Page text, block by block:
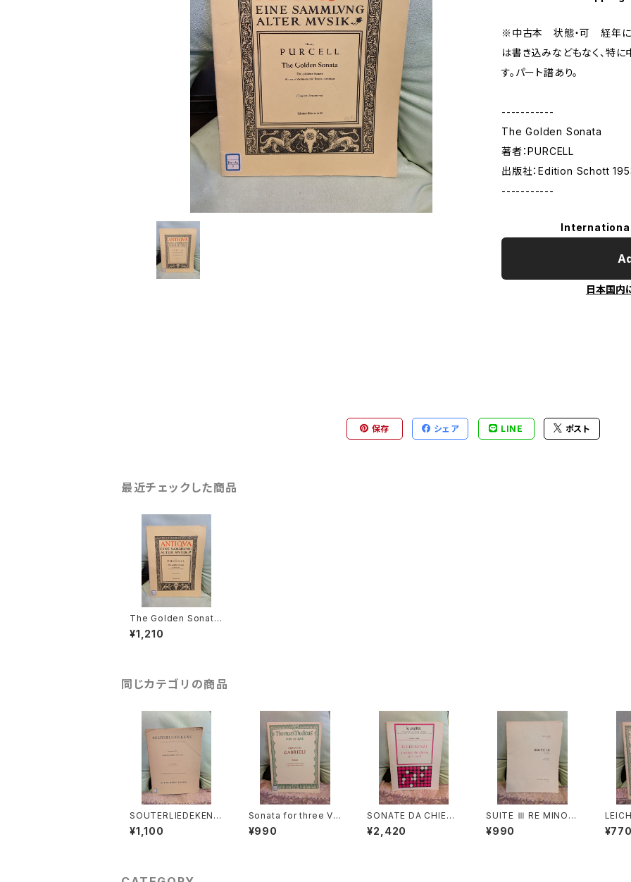
※中古本 状態・可 経年によ
は書き込みなどもなく、特
す。パート譜あり。
-----------
The Golden Sonata
著者：PURCELL
出版社：Edition Schott
-----------
日本国内
保存 シェア LINE ポスト
最近チェックした商品
The Golden Sonata
【著者：PURCELL】出版
社：Edition Schott 19
¥1,210
同じカテゴリの商品
SOUTERLIEDEKENS
(Ps.Ⅰ,Ⅻ,XXXⅠ,XXX
Ⅷ,XL,XLⅡ,LⅢ,LXV)
ET KEMPERS 1927
¥1,100
Sonata for three Vi
olins and Basso co
ntinuo【著者：GABRIE
¥990
SONATE DA CHIESA
Op.4 - Op.8【著者：G.
LEGRENZI】出版社：H
¥2,420
SUITE Ⅲ RE MINOR
E【著者：DIEUPART】
出版社：EDITION MO
¥990
K für
a